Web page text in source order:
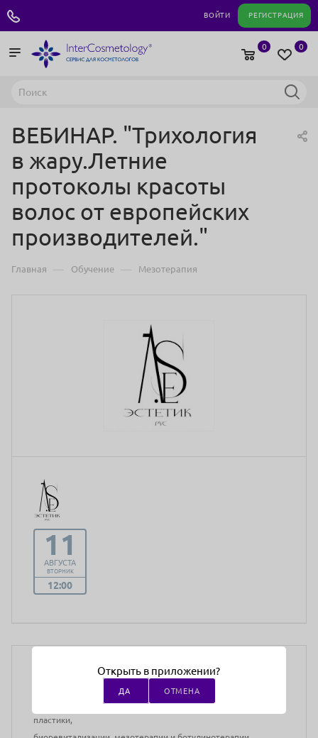
ВОЙТИ РЕГИСТРАЦИЯ
0
0
ВЕБИНАР. "Трихология
в жару.Летние
протоколы красоты
волос от европейских
производителей."
Главная — Обучение — Мезотерапия
11
АВГУСТА
ВТОРНИК
12:00
Преподаватели:Мария Шафранская
врач-тренер по инъекционным методикам контурной
пластики,
Открыть в приложении?
ДА ОТМЕНА